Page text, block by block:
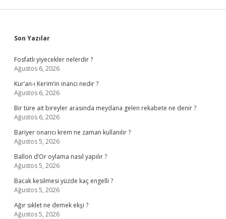
Sidebar
Son Yazılar
Fosfatlı yiyecekler nelerdir ?
Ağustos 6, 2026
Kur’an-ı Kerim’in inancı nedir ?
Ağustos 6, 2026
Bir türe ait bireyler arasında meydana gelen rekabete ne denir ?
Ağustos 6, 2026
Bariyer onarıcı krem ne zaman kullanılır ?
Ağustos 5, 2026
Ballon d’Or oylama nasıl yapılır ?
Ağustos 5, 2026
Bacak kesilmesi yüzde kaç engelli ?
Ağustos 5, 2026
Ağır sıklet ne demek ekşi ?
Ağustos 5, 2026